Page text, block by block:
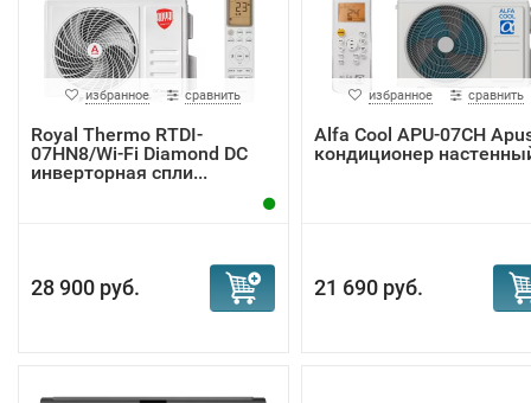
избранное сравнить
Royal Thermo RTDI-
07HN8/Wi-Fi Diamond DC
инверторная спли...
28 900 руб.
избранное сравнить
Alfa Cool APU-07CH
кондиционер
21 690 руб.